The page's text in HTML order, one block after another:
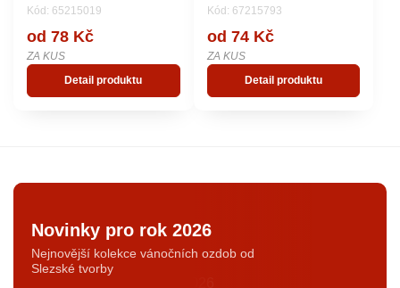
Kód: 65215019
od 78 Kč
ZA KUS
Detail produktu
Kód: 67215793
od 74 Kč
ZA KUS
Detail produktu
Novinky pro rok 2026
Nejnovější kolekce vánočních ozdob od
Slezské tvorby